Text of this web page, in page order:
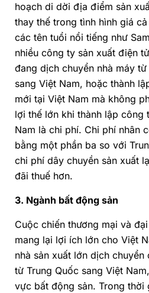
hoạch di dời địa điểm sản
thay thế trong tình hình giá
các tên tuổi nổi tiếng như
nhiều công ty sản xuất điện
đang dịch chuyển nhà máy
sang Việt Nam, hoặc thành
mới tại Việt Nam mà không
lợi thế lớn khi thành lập công
Nam là chi phí. Chi phí nhân
bằng một phần ba so với
chi phí dây chuyền sản xuất
đãi thuế hơn.
3. Ngành bất động sản
Cuộc chiến thương mại và
mang lại lợi ích lớn cho Việt
nhà sản xuất lớn dịch chuyển
từ Trung Quốc sang Việt
vực bất động sản. Trong thời